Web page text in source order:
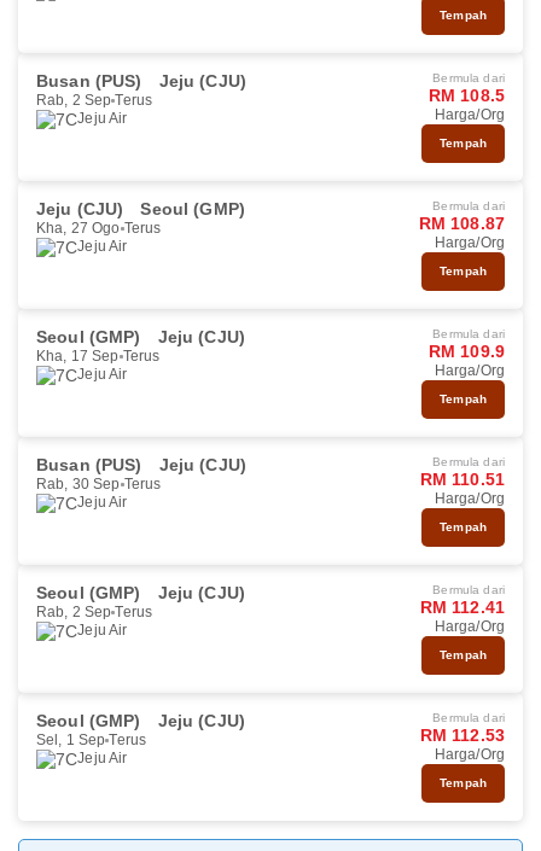
Tempah
Busan (PUS) Jeju (CJU)
Rab, 2 Sep Terus
Jeju Air
Bermula dari
RM 108.5
Harga/Org
Tempah
Jeju (CJU) Seoul (GMP)
Kha, 27 Ogo Terus
Jeju Air
Bermula dari
RM 108.87
Harga/Org
Tempah
Seoul (GMP) Jeju (CJU)
Kha, 17 Sep Terus
Jeju Air
Bermula dari
RM 109.9
Harga/Org
Tempah
Busan (PUS) Jeju (CJU)
Rab, 30 Sep Terus
Jeju Air
Bermula dari
RM 110.51
Harga/Org
Tempah
Seoul (GMP) Jeju (CJU)
Rab, 2 Sep Terus
Jeju Air
Bermula dari
RM 112.41
Harga/Org
Tempah
Seoul (GMP) Jeju (CJU)
Sel, 1 Sep Terus
Jeju Air
Bermula dari
RM 112.53
Harga/Org
Tempah